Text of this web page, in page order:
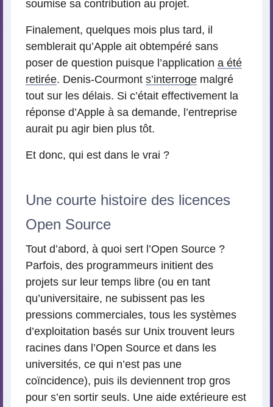
soumise sa contribution au projet.
Finalement, quelques mois plus tard, il
semblerait qu’Apple ait obtempéré sans
poser de question puisque l’application a été
retirée. Denis-Courmont s’interroge malgré
tout sur les délais. Si c’était effectivement la
réponse d’Apple à sa demande, l’entreprise
aurait pu agir bien plus tôt.
Et donc, qui est dans le vrai ?
Une courte histoire des licences
Open Source
Tout d’abord, à quoi sert l’Open Source ?
Parfois, des programmeurs initient des
projets sur leur temps libre (ou en tant
qu’universitaire, ne subissent pas les
pressions commerciales, tous les systèmes
d’exploitation basés sur Unix trouvent leurs
racines dans l’Open Source et dans les
universités, ce qui n’est pas une
coïncidence), puis ils deviennent trop gros
pour s’en sortir seuls. Une aide extérieure est